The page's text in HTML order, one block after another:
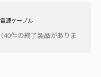
電源ケーブル
（40件の終了製品がありま